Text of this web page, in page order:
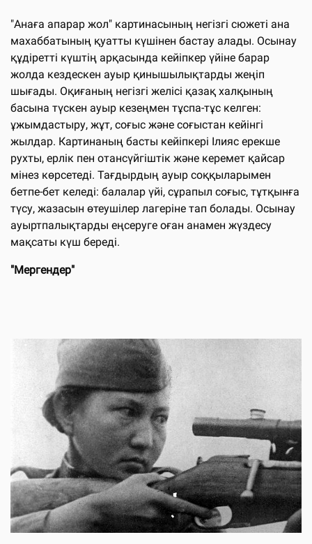
"Анаға апарар жол" картинасының негізгі сюжеті ана
махаббатының қуатты күшінен бастау алады. Осынау
құдіретті күштің арқасында кейіпкер үйіне барар
жолда кездескен ауыр қинышылықтарды жеңіп
шығады. Оқиғаның негізгі желісі қазақ халқының
басына түскен ауыр кезеңмен тұспа-тұс келген:
ұжымдастыру, жұт, соғыс және соғыстан кейінгі
жылдар. Картинаның басты кейіпкері Ілияс ерекше
рухты, ерлік пен отансүйгіштік және керемет қайсар
мінез көрсетеді. Тағдырдың ауыр соққыларымен
бетпе-бет келеді: балалар үйі, сұрапыл соғыс, тұтқынға
түсу, жазасын өтеушілер лагеріне тап болады. Осынау
ауыртпалықтарды еңсеруге оған анамен жүздесу
мақсаты күш береді.
"Мергендер"